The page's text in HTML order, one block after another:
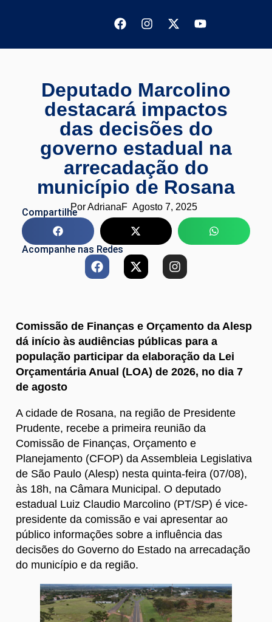
Deputado Marcolino
destacará impactos
das decisões do
governo estadual na
arrecadação do
município de Rosana
PorAdrianaF Agosto 7, 2025
Compartilhe
Acompanhe nas Redes
Comissão de Finanças e Orçamento da Alesp
dá início às audiências públicas para a
população participar da elaboração da Lei
Orçamentária Anual (LOA) de 2026, no dia 7
de agosto
A cidade de Rosana, na região de Presidente
Prudente, recebe a primeira reunião da
Comissão de Finanças, Orçamento e
Planejamento (CFOP) da Assembleia Legislativa
de São Paulo (Alesp) nesta quinta-feira (07/08),
às 18h, na Câmara Municipal. O deputado
estadual Luiz Claudio Marcolino (PT/SP) é vice-
presidente da comissão e vai apresentar ao
público informações sobre a influência das
decisões do Governo do Estado na arrecadação
do município e da região.